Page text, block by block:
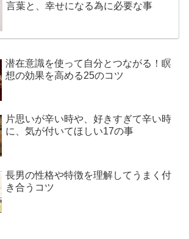
言葉と、幸せになる為に必要な事
潜在意識を使って自分とつながる！瞑
想の効果を高める25のコツ
片思いが辛い時や、好きすぎて辛い時
に、気が付いてほしい17の事
長男の性格や特徴を理解してうまく付
き合うコツ